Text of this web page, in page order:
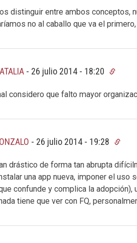
distinguir entre ambos conceptos,
no al caballo que va el
- 26 julio 2014 - 18:20
considero que falto mayor
- 26 julio 2014 - 19:28
drástico de forma tan abrupta
una app nueva, imponer el uso
confunde y complica la adopción),
tiene que ver con FQ,